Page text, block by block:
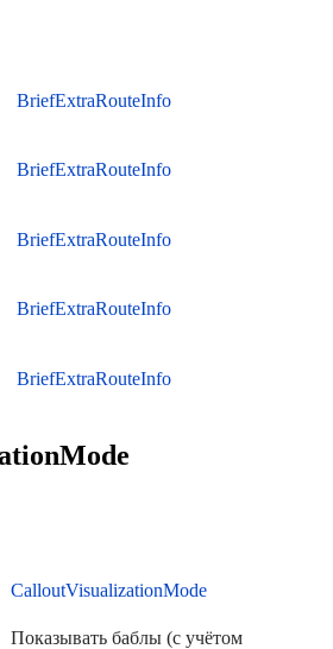
BriefExtraRouteInfo
BriefExtraRouteInfo
BriefExtraRouteInfo
BriefExtraRouteInfo
BriefExtraRouteInfo
CalloutVisualizationMode
Показывать баблы (с учётом